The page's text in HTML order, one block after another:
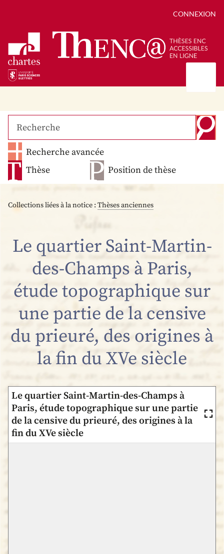
CONNEXION
Collections
Thèses
Positions de thèse
Autour des thèses
Autour de ThENC@
Chroniques chartistes
Bibliographie des thèses
Contact
Autoriser la numérisation de votre thèse
Bibliothèque numérique
Recherche avancée
Thèse
Position de thèse
Collections liées à la notice : Thèses anciennes
Le quartier Saint-Martin-
des-Champs à Paris,
étude topographique sur
une partie de la censive
du prieuré, des origines à
la fin du XVe siècle
Le quartier Saint-Martin-des-Champs à
Paris, étude topographique sur une partie
de la censive du prieuré, des origines à la
fin du XVe siècle